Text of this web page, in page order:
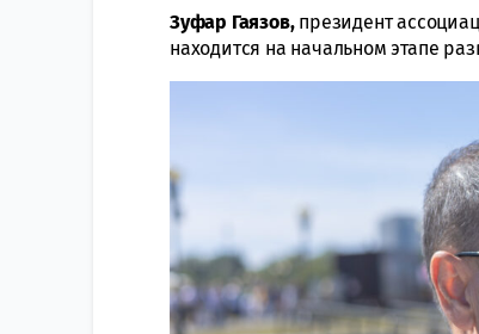
Зуфар Гаязов,президент
находится на начальном этапе